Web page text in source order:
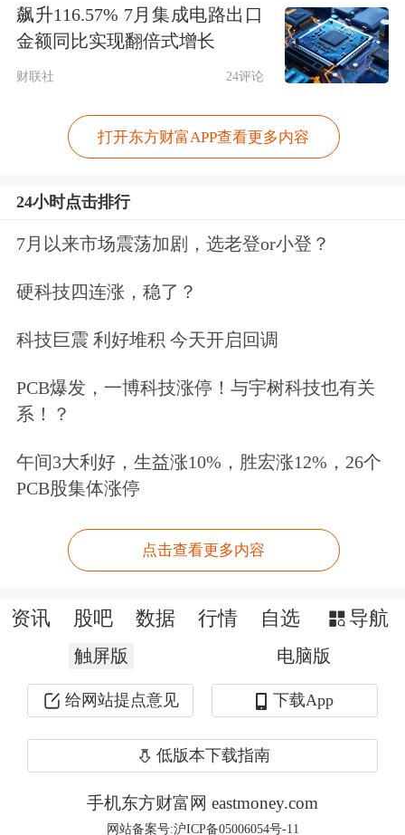
息时任财务总监，是同辉信息信息披露
违法行为的直接负责的主管人员。
际控制人，组织、指使从事信息披露违
一百九十三条第三款所述“发行人、上
市公司或者其他信息披露义务人的控股
股东、实际控制人指使从事前两款违法
行为”，以及《证券法》第一百九十七
际控制人组织、指使从事上述违法行
赵庚飞作为同辉信息时任董事、同辉信
息案涉子公司科影视讯时任经理，李刚
作为同辉信息时任董事、副总经理、董
事会秘书，是同辉信息信息披露违法行
根据当事人违法行为的事实、性质、情
京证监局拟决定：对同辉信息责令改
正，给予警告，并处以900万元的罚
飙升116.57% 7月集成电路出口
金额同比实现翻倍式增长
财联社 24评论
打开东方财富APP查看更多内容
24小时点击排行
7月以来市场震荡加剧，选老登or小登？
硬科技四连涨，稳了？
科技巨震 利好堆积 今天开启回调
PCB爆发，一博科技涨停！与宇树科技也有关
系！？
午间3大利好，生益涨10%，胜宏涨12%，26个
PCB股集体涨停
点击查看更多内容
资讯 股吧 数据 行情 自选 导航
触屏版 电脑版
给网站提点意见 下载App
低版本下载指南
手机东方财富网 eastmoney.com
网站备案号:沪ICP备05006054号-11